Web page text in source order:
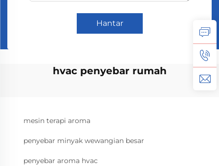
Hantar
hvac penyebar rumah
mesin terapi aroma
penyebar minyak wewangian besar
penyebar aroma hvac